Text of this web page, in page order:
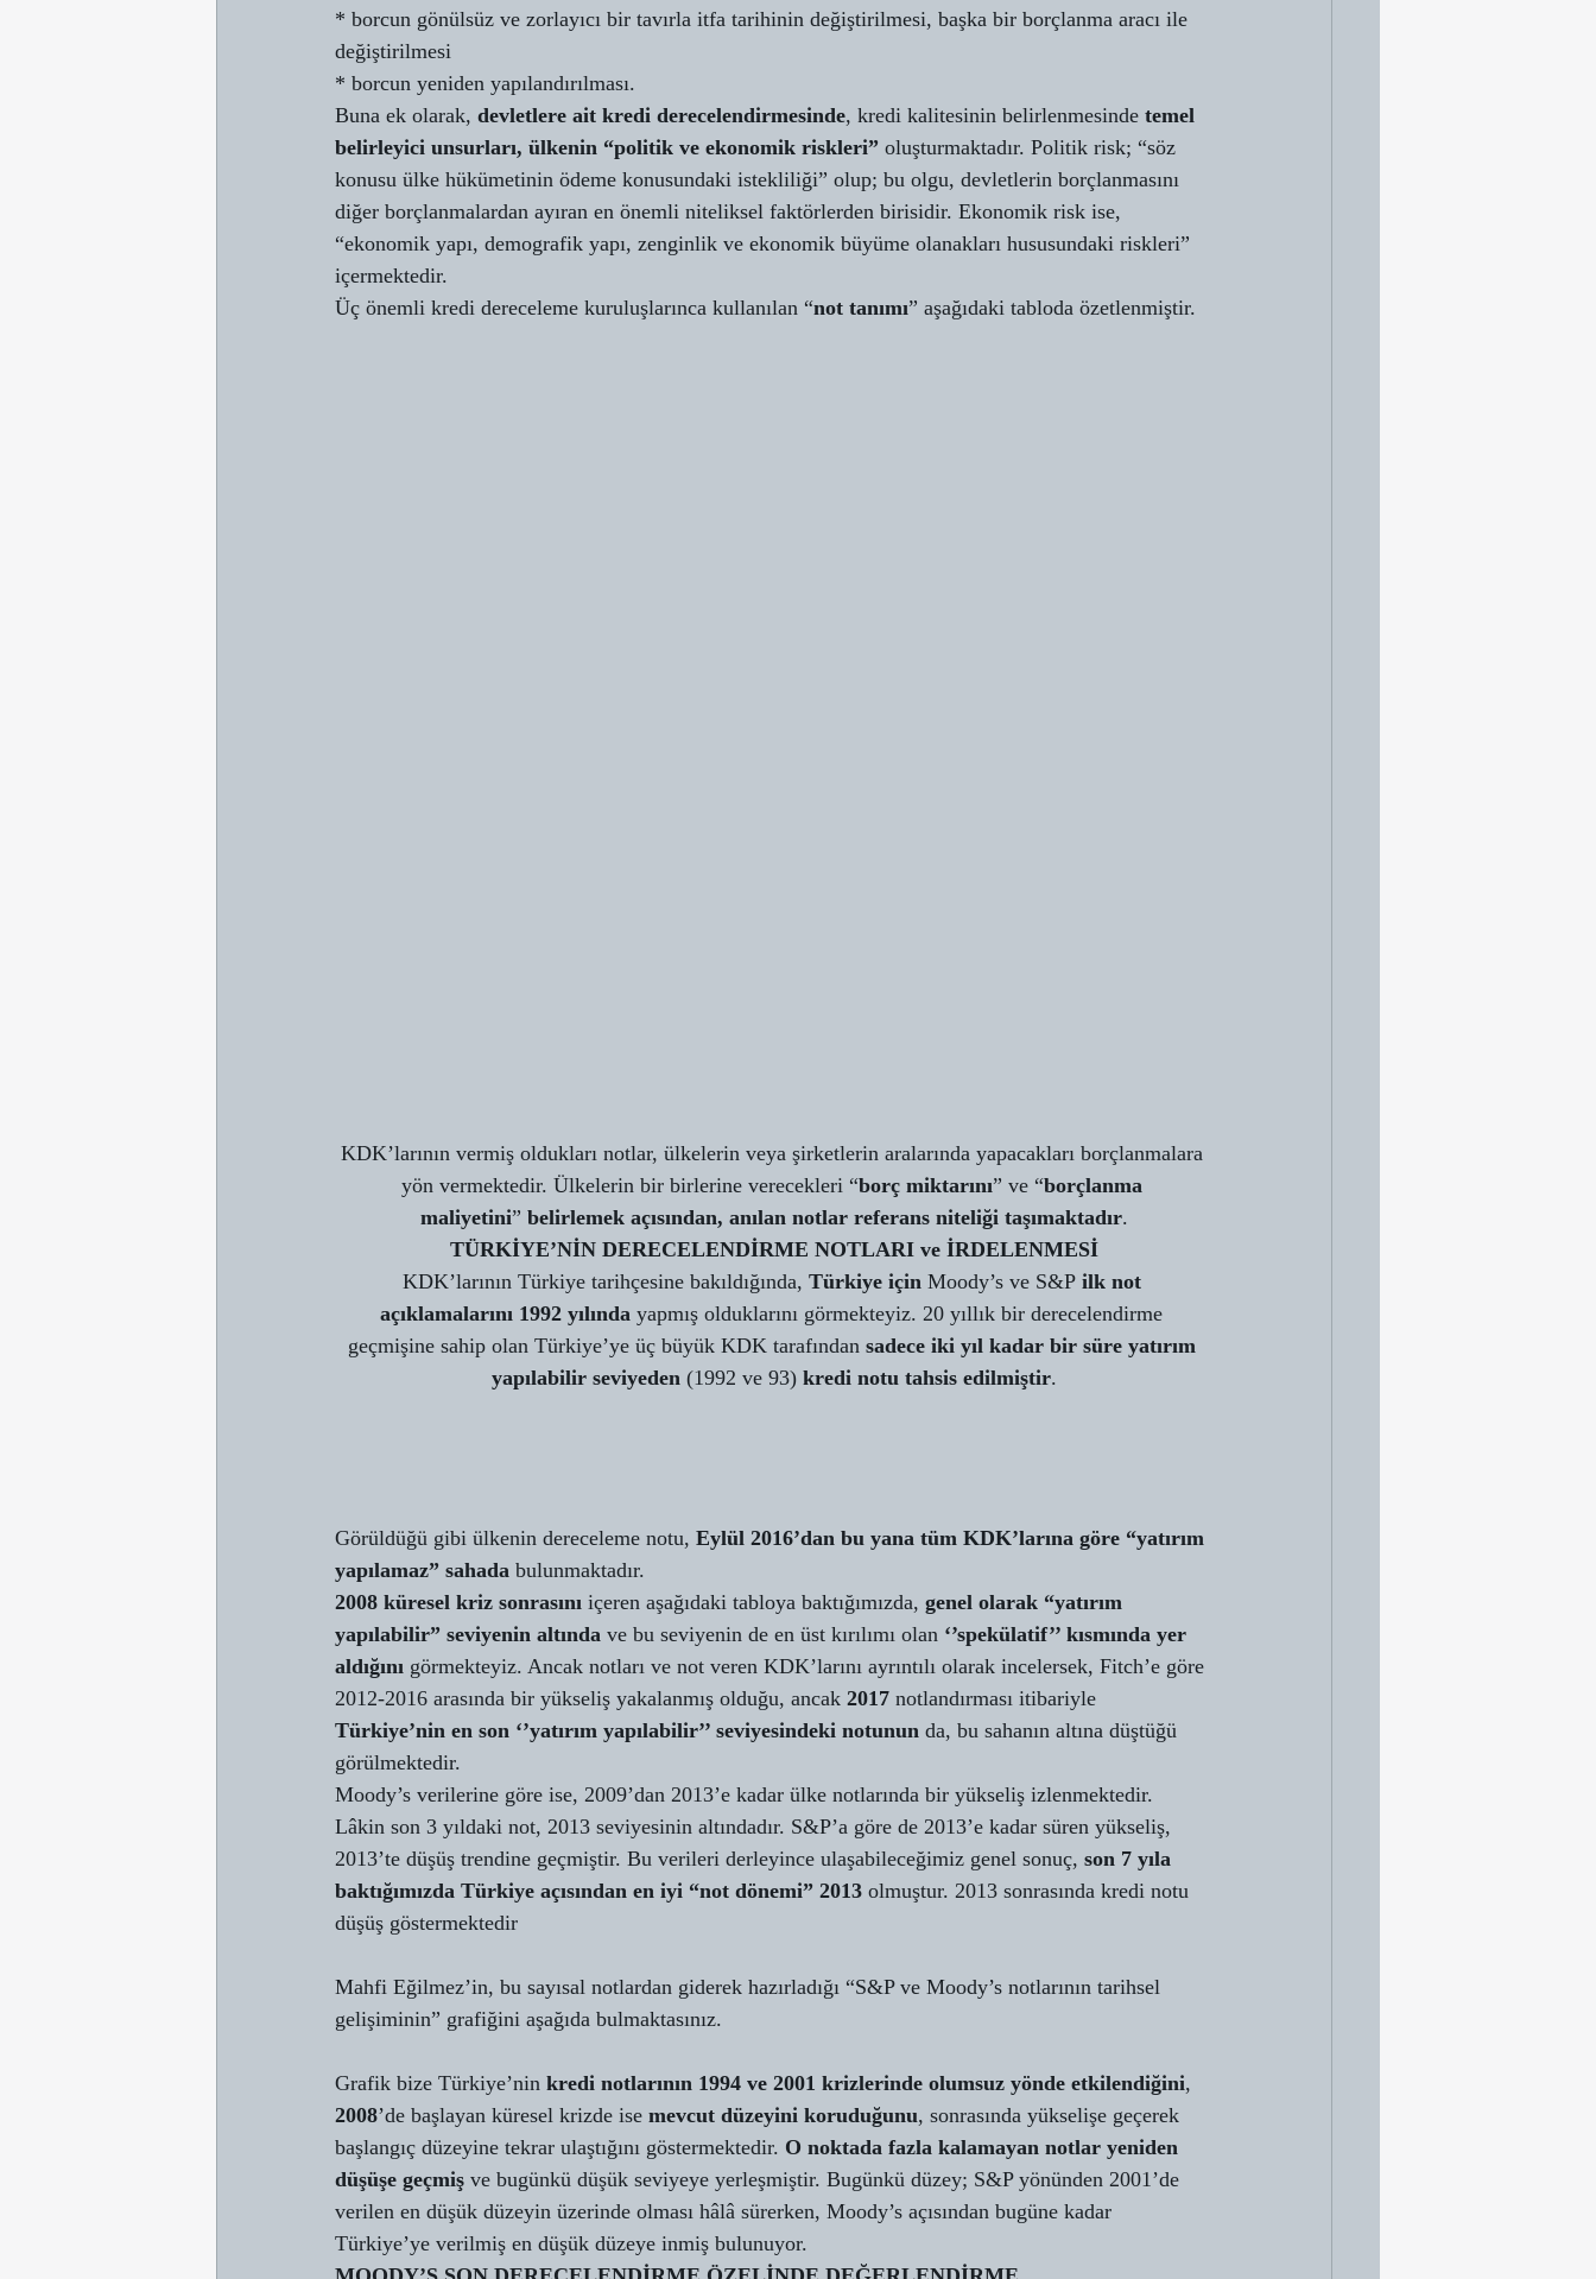
* borcun gönülsüz ve zorlayıcı bir tavırla itfa tarihinin değiştirilmesi, başka bir borçlanma aracı ile
değiştirilmesi
* borcun yeniden yapılandırılması.
Buna ek olarak, devletlere ait kredi derecelendirmesinde, kredi kalitesinin belirlenmesinde temel
belirleyici unsurları, ülkenin “politik ve ekonomik riskleri” oluşturmaktadır. Politik risk; “söz
konusu ülke hükümetinin ödeme konusundaki istekliliği” olup; bu olgu, devletlerin borçlanmasını
diğer borçlanmalardan ayıran en önemli niteliksel faktörlerden birisidir. Ekonomik risk ise,
“ekonomik yapı, demografik yapı, zenginlik ve ekonomik büyüme olanakları hususundaki riskleri”
içermektedir.
Üç önemli kredi dereceleme kuruluşlarınca kullanılan “not tanımı” aşağıdaki tabloda özetlenmiştir.
KDK’larının vermiş oldukları notlar, ülkelerin veya şirketlerin aralarında yapacakları borçlanmalara
yön vermektedir. Ülkelerin bir birlerine verecekleri “borç miktarını” ve “borçlanma
maliyetini” belirlemek açısından, anılan notlar referans niteliği taşımaktadır.
TÜRKİYE’NİN DERECELENDİRME NOTLARI ve İRDELENMESİ
KDK’larının Türkiye tarihçesine bakıldığında, Türkiye için Moody’s ve S&P ilk not
açıklamalarını 1992 yılında yapmış olduklarını görmekteyiz. 20 yıllık bir derecelendirme
geçmişine sahip olan Türkiye’ye üç büyük KDK tarafından sadece iki yıl kadar bir süre yatırım
yapılabilir seviyeden (1992 ve 93) kredi notu tahsis edilmiştir.
Görüldüğü gibi ülkenin dereceleme notu, Eylül 2016’dan bu yana tüm KDK’larına göre “yatırım
yapılamaz” sahada bulunmaktadır.
2008 küresel kriz sonrasını içeren aşağıdaki tabloya baktığımızda, genel olarak “yatırım
yapılabilir” seviyenin altında ve bu seviyenin de en üst kırılımı olan ‘’spekülatif’’ kısmında yer
aldığını görmekteyiz. Ancak notları ve not veren KDK’larını ayrıntılı olarak incelersek, Fitch’e göre
2012-2016 arasında bir yükseliş yakalanmış olduğu, ancak 2017 notlandırması itibariyle
Türkiye’nin en son ‘’yatırım yapılabilir’’ seviyesindeki notunun da, bu sahanın altına düştüğü
görülmektedir.
Moody’s verilerine göre ise, 2009’dan 2013’e kadar ülke notlarında bir yükseliş izlenmektedir.
Lâkin son 3 yıldaki not, 2013 seviyesinin altındadır. S&P’a göre de 2013’e kadar süren yükseliş,
2013’te düşüş trendine geçmiştir. Bu verileri derleyince ulaşabileceğimiz genel sonuç, son 7 yıla
baktığımızda Türkiye açısından en iyi “not dönemi” 2013 olmuştur. 2013 sonrasında kredi notu
düşüş göstermektedir
Mahfi Eğilmez’in, bu sayısal notlardan giderek hazırladığı “S&P ve Moody’s notlarının tarihsel
gelişiminin” grafiğini aşağıda bulmaktasınız.
Grafik bize Türkiye’nin kredi notlarının 1994 ve 2001 krizlerinde olumsuz yönde etkilendiğini,
2008’de başlayan küresel krizde ise mevcut düzeyini koruduğunu, sonrasında yükselişe geçerek
başlangıç düzeyine tekrar ulaştığını göstermektedir. O noktada fazla kalamayan notlar yeniden
düşüşe geçmiş ve bugünkü düşük seviyeye yerleşmiştir. Bugünkü düzey; S&P yönünden 2001’de
verilen en düşük düzeyin üzerinde olması hâlâ sürerken, Moody’s açısından bugüne kadar
Türkiye’ye verilmiş en düşük düzeye inmiş bulunuyor.